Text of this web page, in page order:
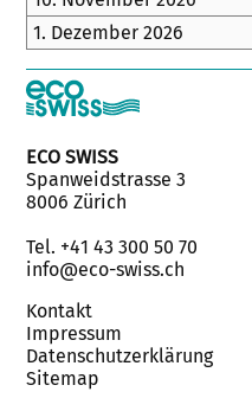
1. Dezember 2026
ECO SWISS
Spanweidstrasse 3
8006 Zürich
Tel. +41 43 300 50 70
info@eco-swiss.ch
Kontakt
Impressum
Datenschutzerklärung
Sitemap